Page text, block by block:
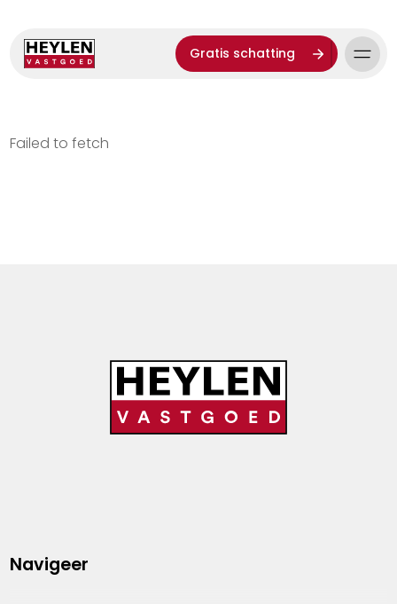
Gratis schatting
Failed to fetch
Navigeer